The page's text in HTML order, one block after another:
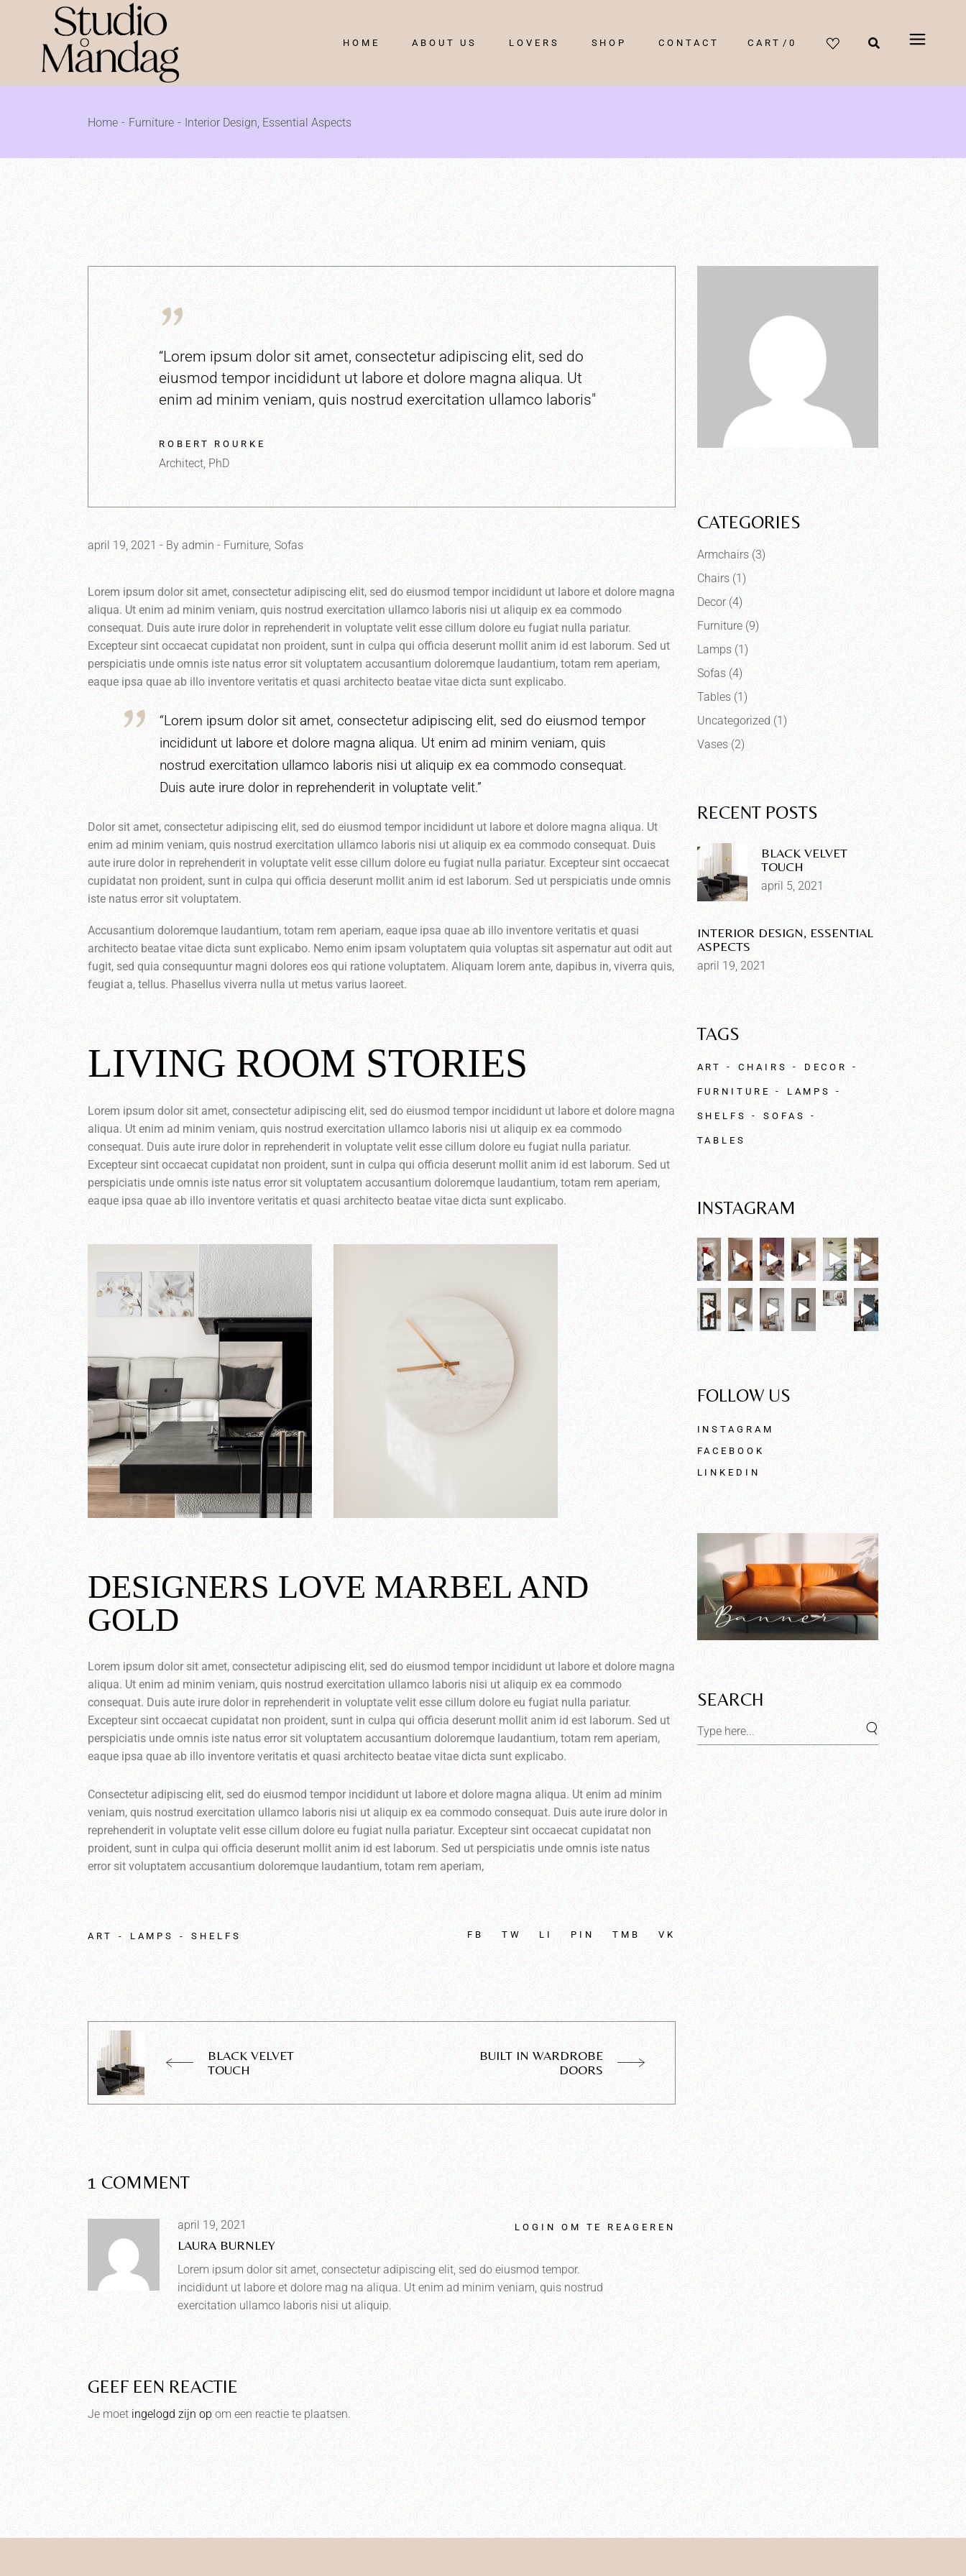
HOME ABOUT US LOVERS SHOP CONTACT CART 0
Home Furniture Interior Design, Essential Aspects
“Lorem ipsum dolor sit amet, consectetur adipiscing elit, sed do
eiusmod tempor incididunt ut labore et dolore magna aliqua. Ut
enim ad minim veniam, quis nostrud exercitation ullamco laboris"
ROBERT ROURKE
Architect, PhD
april 19, 2021 By admin Furniture Sofas
Lorem ipsum dolor sit amet, consectetur adipiscing elit, sed do eiusmod tempor incididunt ut labore et dolore magna
aliqua. Ut enim ad minim veniam, quis nostrud exercitation ullamco laboris nisi ut aliquip ex ea commodo
consequat. Duis aute irure dolor in reprehenderit in voluptate velit esse cillum dolore eu fugiat nulla pariatur.
Excepteur sint occaecat cupidatat non proident, sunt in culpa qui officia deserunt mollit anim id est laborum. Sed ut
perspiciatis unde omnis iste natus error sit voluptatem accusantium doloremque laudantium, totam rem aperiam,
eaque ipsa quae ab illo inventore veritatis et quasi architecto beatae vitae dicta sunt explicabo.
“Lorem ipsum dolor sit amet, consectetur adipiscing elit, sed do eiusmod tempor
incididunt ut labore et dolore magna aliqua. Ut enim ad minim veniam, quis
nostrud exercitation ullamco laboris nisi ut aliquip ex ea commodo consequat.
Duis aute irure dolor in reprehenderit in voluptate velit.”
Dolor sit amet, consectetur adipiscing elit, sed do eiusmod tempor incididunt ut labore et dolore magna aliqua. Ut
enim ad minim veniam, quis nostrud exercitation ullamco laboris nisi ut aliquip ex ea commodo consequat. Duis
aute irure dolor in reprehenderit in voluptate velit esse cillum dolore eu fugiat nulla pariatur. Excepteur sint occaecat
cupidatat non proident, sunt in culpa qui officia deserunt mollit anim id est laborum. Sed ut perspiciatis unde omnis
iste natus error sit voluptatem.
Accusantium doloremque laudantium, totam rem aperiam, eaque ipsa quae ab illo inventore veritatis et quasi
architecto beatae vitae dicta sunt explicabo. Nemo enim ipsam voluptatem quia voluptas sit aspernatur aut odit aut
fugit, sed quia consequuntur magni dolores eos qui ratione voluptatem. Aliquam lorem ante, dapibus in, viverra quis,
feugiat a, tellus. Phasellus viverra nulla ut metus varius laoreet.
LIVING ROOM STORIES
Lorem ipsum dolor sit amet, consectetur adipiscing elit, sed do eiusmod tempor incididunt ut labore et dolore magna
aliqua. Ut enim ad minim veniam, quis nostrud exercitation ullamco laboris nisi ut aliquip ex ea commodo
consequat. Duis aute irure dolor in reprehenderit in voluptate velit esse cillum dolore eu fugiat nulla pariatur.
Excepteur sint occaecat cupidatat non proident, sunt in culpa qui officia deserunt mollit anim id est laborum. Sed ut
perspiciatis unde omnis iste natus error sit voluptatem accusantium doloremque laudantium, totam rem aperiam,
eaque ipsa quae ab illo inventore veritatis et quasi architecto beatae vitae dicta sunt explicabo.
DESIGNERS LOVE MARBEL AND
GOLD
Lorem ipsum dolor sit amet, consectetur adipiscing elit, sed do eiusmod tempor incididunt ut labore et dolore magna
aliqua. Ut enim ad minim veniam, quis nostrud exercitation ullamco laboris nisi ut aliquip ex ea commodo
consequat. Duis aute irure dolor in reprehenderit in voluptate velit esse cillum dolore eu fugiat nulla pariatur.
Excepteur sint occaecat cupidatat non proident, sunt in culpa qui officia deserunt mollit anim id est laborum. Sed ut
perspiciatis unde omnis iste natus error sit voluptatem accusantium doloremque laudantium, totam rem aperiam,
eaque ipsa quae ab illo inventore veritatis et quasi architecto beatae vitae dicta sunt explicabo.
Consectetur adipiscing elit, sed do eiusmod tempor incididunt ut labore et dolore magna aliqua. Ut enim ad minim
veniam, quis nostrud exercitation ullamco laboris nisi ut aliquip ex ea commodo consequat. Duis aute irure dolor in
reprehenderit in voluptate velit esse cillum dolore eu fugiat nulla pariatur. Excepteur sint occaecat cupidatat non
proident, sunt in culpa qui officia deserunt mollit anim id est laborum. Sed ut perspiciatis unde omnis iste natus
error sit voluptatem accusantium doloremque laudantium, totam rem aperiam,
ART LAMPS SHELFS FB TW LI PIN TMB VK
BLACK VELVET
TOUCH
BUILT IN WARDROBE
DOORS
1 COMMENT
april 19, 2021
LAURA BURNLEY
Lorem ipsum dolor sit amet, consectetur adipiscing elit, sed do eiusmod tempor.
incididunt ut labore et dolore mag na aliqua. Ut enim ad minim veniam, quis nostrud
exercitation ullamco laboris nisi ut aliquip.
LOGIN OM TE REAGEREN
GEEF EEN REACTIE
Je moetingelogd zijn op om een reactie te plaatsen.
CATEGORIES
Armchairs(3)
Chairs(1)
Decor(4)
Furniture(9)
Lamps(1)
Sofas(4)
Tables(1)
Uncategorized(1)
Vases(2)
RECENT POSTS
BLACK VELVET
TOUCH
april 5, 2021
INTERIOR DESIGN, ESSENTIAL
ASPECTS
april 19, 2021
TAGS
ART CHAIRS DECOR
FURNITURE LAMPS
SHELFS SOFAS
TABLES
INSTAGRAM
FOLLOW US
INSTAGRAM
FACEBOOK
LINKEDIN
SEARCH